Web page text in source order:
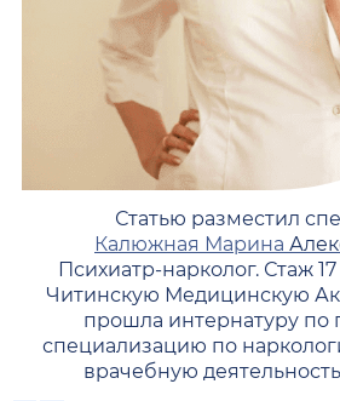
Статью разместил
Калюжная Марина
Психиатр-нарколог. Стаж
Читинскую Медицинскую
прошла интернатуру по
специализацию по
врачебную деятельность